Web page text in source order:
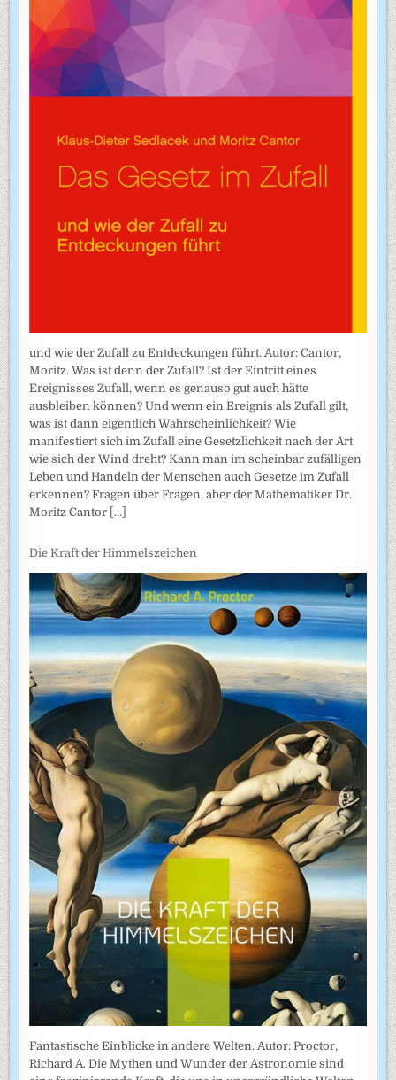
und wie der Zufall zu Entdeckungen führt. Autor: Cantor,
Moritz. Was ist denn der Zufall? Ist der Eintritt eines
Ereignisses Zufall, wenn es genauso gut auch hätte
ausbleiben können? Und wenn ein Ereignis als Zufall gilt,
was ist dann eigentlich Wahrscheinlichkeit? Wie
manifestiert sich im Zufall eine Gesetzlichkeit nach der Art
wie sich der Wind dreht? Kann man im scheinbar zufälligen
Leben und Handeln der Menschen auch Gesetze im Zufall
erkennen? Fragen über Fragen, aber der Mathematiker Dr.
Moritz Cantor [...]
Die Kraft der Himmelszeichen
Fantastische Einblicke in andere Welten. Autor: Proctor,
Richard A. Die Mythen und Wunder der Astronomie sind